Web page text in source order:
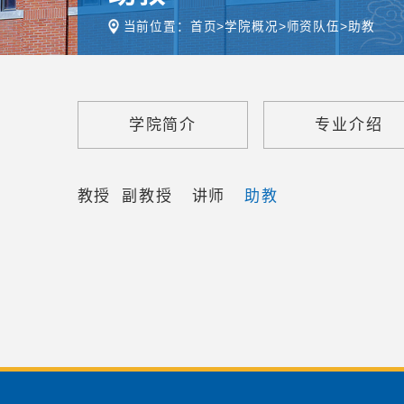
当前位置： 首页>学院概况>师资队伍> 助教
学院简介 专业介绍
教授 副教授 讲师 助教